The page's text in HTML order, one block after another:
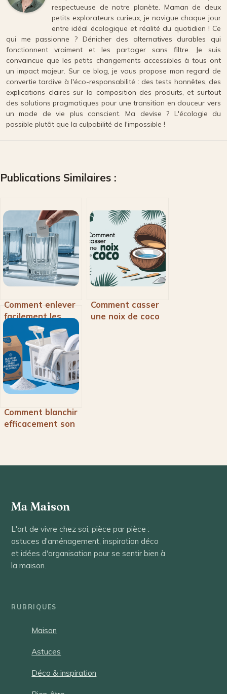
respectueuse de notre planète. Maman de deux
petits explorateurs curieux, je navigue chaque jour
entre idéal écologique et réalité du quotidien ! Ce
qui me passionne ? Dénicher des alternatives durables qui
fonctionnent vraiment et les partager sans filtre. Je suis
convaincue que les petits changements accessibles à tous ont
un impact majeur. Sur ce blog, je vous propose mon regard de
convertie tardive à l'éco-responsabilité : des tests honnêtes, des
explications claires sur la composition des produits, et surtout
des solutions pragmatiques pour une transition en douceur vers
un mode de vie plus conscient. Ma devise ? L'écologie du
possible plutôt que la culpabilité de l'impossible !
Publications Similaires :
Comment enlever
facilement les
étiquettes sur
verre : 6
méthodes
infaillibles
Comment casser
une noix de coco
Comment blanchir
efficacement son
Ma Maison
L'art de vivre chez soi, pièce par pièce :
astuces d'aménagement, inspiration déco
et idées d'organisation pour se sentir bien à
la maison.
RUBRIQUES
Maison
Astuces
Déco & inspiration